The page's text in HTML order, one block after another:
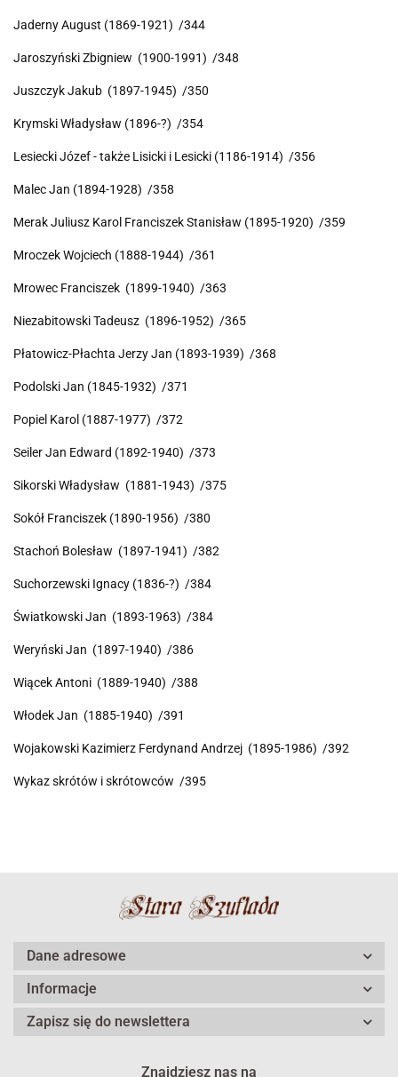
Jaderny August (1869-1921) /344
Jaroszyński Zbigniew (1900-1991) /348
Juszczyk Jakub (1897-1945) /350
Krymski Władysław (1896-?) /354
Lesiecki Józef - także Lisicki i Lesicki (1186-1914) /356
Malec Jan (1894-1928) /358
Merak Juliusz Karol Franciszek Stanisław (1895-1920) /359
Mroczek Wojciech (1888-1944) /361
Mrowec Franciszek (1899-1940) /363
Niezabitowski Tadeusz (1896-1952) /365
Płatowicz-Płachta Jerzy Jan (1893-1939) /368
Podolski Jan (1845-1932) /371
Popiel Karol (1887-1977) /372
Seiler Jan Edward (1892-1940) /373
Sikorski Władysław (1881-1943) /375
Sokół Franciszek (1890-1956) /380
Stachoń Bolesław (1897-1941) /382
Suchorzewski Ignacy (1836-?) /384
Światkowski Jan (1893-1963) /384
Weryński Jan (1897-1940) /386
Wiącek Antoni (1889-1940) /388
Włodek Jan (1885-1940) /391
Wojakowski Kazimierz Ferdynand Andrzej (1895-1986) /392
Wykaz skrótów i skrótowców /395
Dane adresowe
Informacje
Zapisz się do newslettera
Znajdziesz nas na